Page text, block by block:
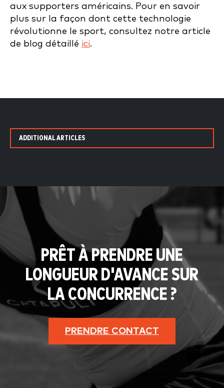
aux supporters américains. Pour en savoir
plus sur la façon dont cette technologie
révolutionne le sport, consultez notre article
de blog détaillé ici.
ADDITIONAL ARTICLES
PRÊT À PRENDRE UNE
LONGUEUR D'AVANCE SUR
LA CONCURRENCE ?
PRENDRE CONTACT